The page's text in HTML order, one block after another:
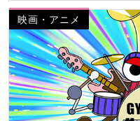
映画・アニメ